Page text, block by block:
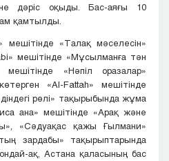
дәріс оқыды. Бас-аяғы 10
қамтылды.
мешітінде «Талақ мәселесін»
мешітінде «Мұсылманға тән
«Нәпіл оразалар»
«Al-Fattah» мешітінде
рөлі» тақырыбында жұма
ана» мешітінде «Арақ және
«Сәдуақас қажы Ғылмани»
зардабы» тақырыптарында
ақ, Астана қаласының бас